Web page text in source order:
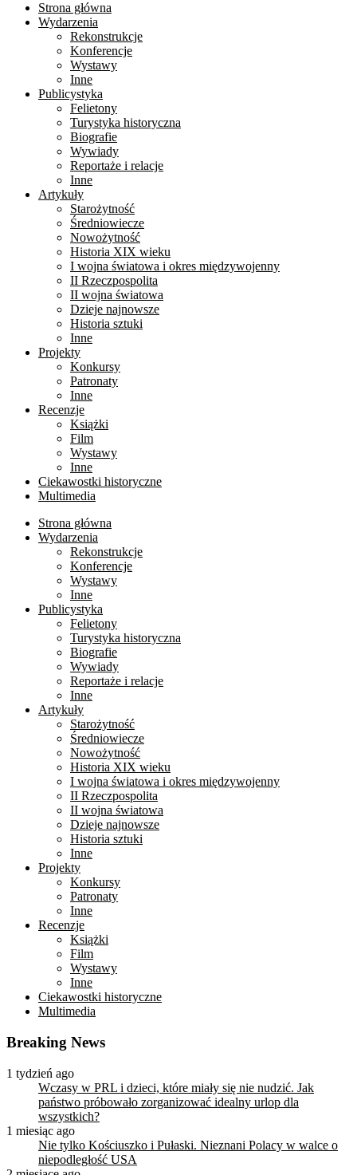
Strona główna
Wydarzenia
Rekonstrukcje
Konferencje
Wystawy
Inne
Publicystyka
Felietony
Turystyka historyczna
Biografie
Wywiady
Reportaże i relacje
Inne
Artykuły
Starożytność
Średniowiecze
Nowożytność
Historia XIX wieku
I wojna światowa i okres międzywojenny
II Rzeczpospolita
II wojna światowa
Dzieje najnowsze
Historia sztuki
Inne
Projekty
Konkursy
Patronaty
Inne
Recenzje
Książki
Film
Wystawy
Inne
Ciekawostki historyczne
Multimedia
Strona główna
Wydarzenia
Rekonstrukcje
Konferencje
Wystawy
Inne
Publicystyka
Felietony
Turystyka historyczna
Biografie
Wywiady
Reportaże i relacje
Inne
Artykuły
Starożytność
Średniowiecze
Nowożytność
Historia XIX wieku
I wojna światowa i okres międzywojenny
II Rzeczpospolita
II wojna światowa
Dzieje najnowsze
Historia sztuki
Inne
Projekty
Konkursy
Patronaty
Inne
Recenzje
Książki
Film
Wystawy
Inne
Ciekawostki historyczne
Multimedia
Breaking News
1 tydzień ago
Wczasy w PRL i dzieci, które miały się nie nudzić. Jak
państwo próbowało zorganizować idealny urlop dla
wszystkich?
1 miesiąc ago
Nie tylko Kościuszko i Pułaski. Nieznani Polacy w walce o
niepodległość USA